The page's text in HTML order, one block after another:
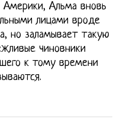
Альма вновь
лицами вроде
но заламывает такую
чиновники
к тому времени